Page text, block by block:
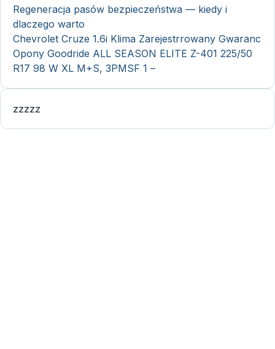
Regeneracja pasów bezpieczeństwa — kiedy i
dlaczego warto
Chevrolet Cruze 1.6i Klima Zarejestrrowany Gwaranc
Opony Goodride ALL SEASON ELITE Z-401 225/50
R17 98 W XL M+S, 3PMSF 1 –
zzzzz